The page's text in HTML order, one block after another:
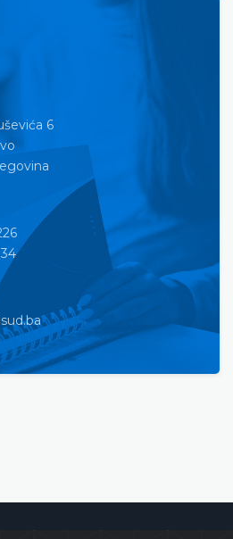
6